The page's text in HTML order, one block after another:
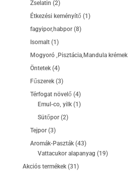
Zselatin 22
termék
Étkezési keményítő 1 1
fagyipor,habpor 88
Isomalt 1 1
termék
Mogyoró ,Pisztácia,Mandula krémek
Öntetek 44
termék
Fűszerek 33
termék
Térfogat növelő 44
termék
Emul-co, yilk 1 1
Sütőpor 22
Tejpor 33
termék
Aromák-Paszták 4343
termék
Vattacukor alapanyag 1919
Akciós termékek 31 31